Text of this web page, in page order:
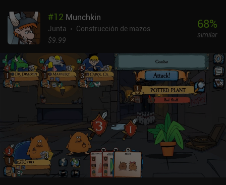
#12 Munchkin
Junta
Construcción de mazos
$9.99
68%
similar